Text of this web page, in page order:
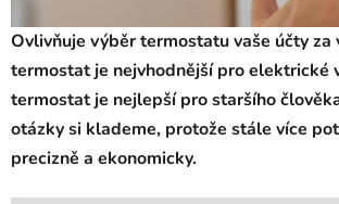
Ovlivňuje výběr termostatu vaše účty za
termostat je nejvhodnější pro elektrické
termostat je nejlepší pro staršího
otázky si klademe, protože stále více
precizně a ekonomicky.